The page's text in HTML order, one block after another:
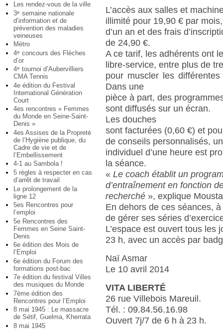
Les rendez-vous de la ville
3e semaine nationale
d’information et de
prévention des maladies
veineuses
Métro
4e concours des Flèches
d’or
4e tournoi d’Aubervilliers
CMA Tennis
4e édition du Festival
International Génération
Court
4es rencontres « Femmes
du Monde en Seine-Saint-
Denis »
4es Assises de la Propreté
de l’Hygiène publique, du
Cadre de vie et de
l’Embellissement
4-1 au Sambola !
5 règles à respecter en cas
d’arrêt de travail
Le prolongement de la
ligne 12
5es Rencontres pour
l’emploi
5e Rencontres des
Femmes en Seine Saint-
Denis
6e édition des Mois de
l’Emploi
6e édition du Forum des
formations post-bac
7e édition du festival Villes
des musiques du Monde
7ème édition des
Rencontres pour l’Emploi
8 mai 1945 : Le massacre
de Sétif, Guelma, Kherrata
8 mai 1945
L’accès aux salles et
illimité pour 19,90 € par
d’un an et des frais
de 24,90 €.
A ce tarif, les adhérents ont
libre-service, entre plus de
pour muscler les
Dans une
pièce à part, des
sont diffusés sur un écran.
Les douches
sont facturées (0,60 €) et
de conseils personnalisés,
individuel d’une heure est
la séance.
«Le coach établit un
d’entraînement en fonction
recherché », explique
En dehors de ces séances,
de gérer ses séries
L’espace est ouvert tous les
23 h, avec un accès par
Naï Asmar
Le 10 avril 2014
VITA LIBERTÉ
26 rue Villebois Mareuil.
Tél. : 09.84.56.16.98
Ouvert 7j/7 de 6 h à 23 h.